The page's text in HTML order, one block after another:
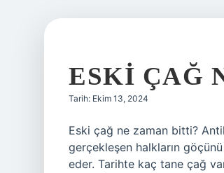
ESKI ÇAĞ
Tarih: Ekim 13, 2024
Eski çağ ne zaman bitti?
gerçekleşen halkların
eder. Tarihte kaç tane çağ